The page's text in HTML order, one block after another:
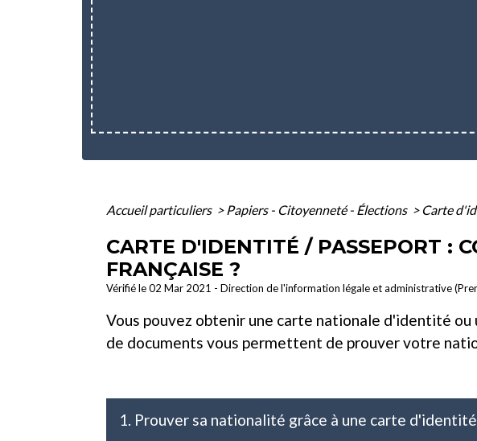
Accueil particuliers > Papiers - Citoyenneté - Élections > Carte
CARTE D'IDENTITÉ / PASSEPORT :
FRANÇAISE ?
Vérifié le 02 Mar 2021 - Direction de l'information légale et administrative
Vous pouvez obtenir une carte nationale d'identité
de documents vous permettent de prouver votre
1. Prouver sa nationalité grâce à une carte